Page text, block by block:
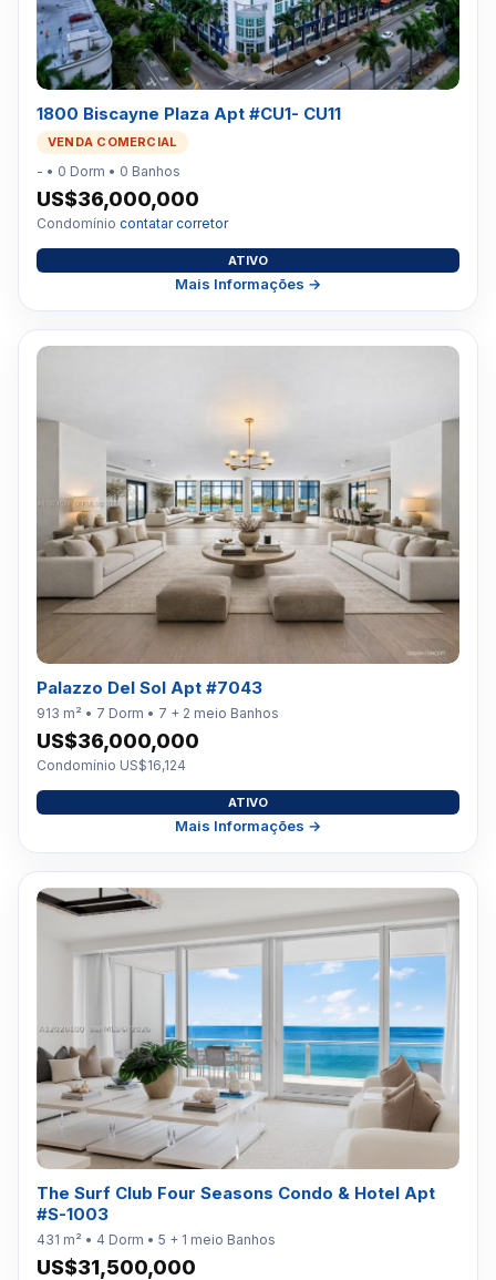
1800 Biscayne Plaza Apt #CU1- CU11
VENDA COMERCIAL
- • 0 Dorm • 0 Banhos
US$36,000,000
Condomínio contatar corretor
ATIVO
Mais Informações →
Palazzo Del Sol Apt #7043
913 m² • 7 Dorm • 7 + 2 meio Banhos
US$36,000,000
Condomínio US$16,124
ATIVO
Mais Informações →
The Surf Club Four Seasons Condo & Hotel Apt
#S-1003
431 m² • 4 Dorm • 5 + 1 meio Banhos
US$31,500,000